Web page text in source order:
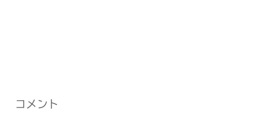
コメント